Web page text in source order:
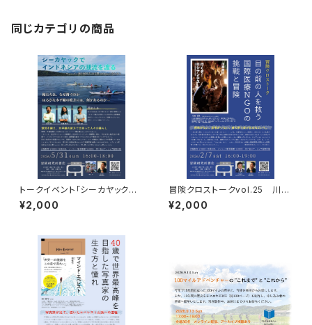
同じカテゴリの商品
トークイベント「シーカヤックで
インドネシアの潮流を渡る」録画
視聴権
¥2,000
冒険クロストークvol.25 川原
尚行「目の前の人を救う 国際医
療NGOの挑戦と冒険」録画視聴
¥2,000